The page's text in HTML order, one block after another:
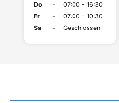
Do
-
07:00 - 16:30
Fr
-
07:00 - 10:30
Sa
- Geschlossen